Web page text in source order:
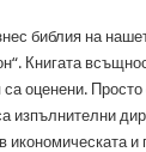
библия на
Книгата
оценени.
изпълнителни
и